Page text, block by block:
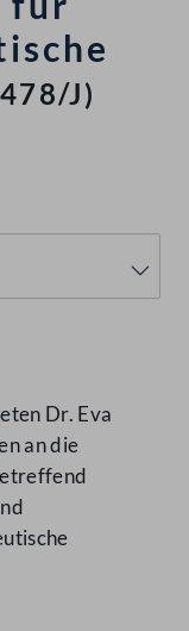
J)
Dr. Eva
an die